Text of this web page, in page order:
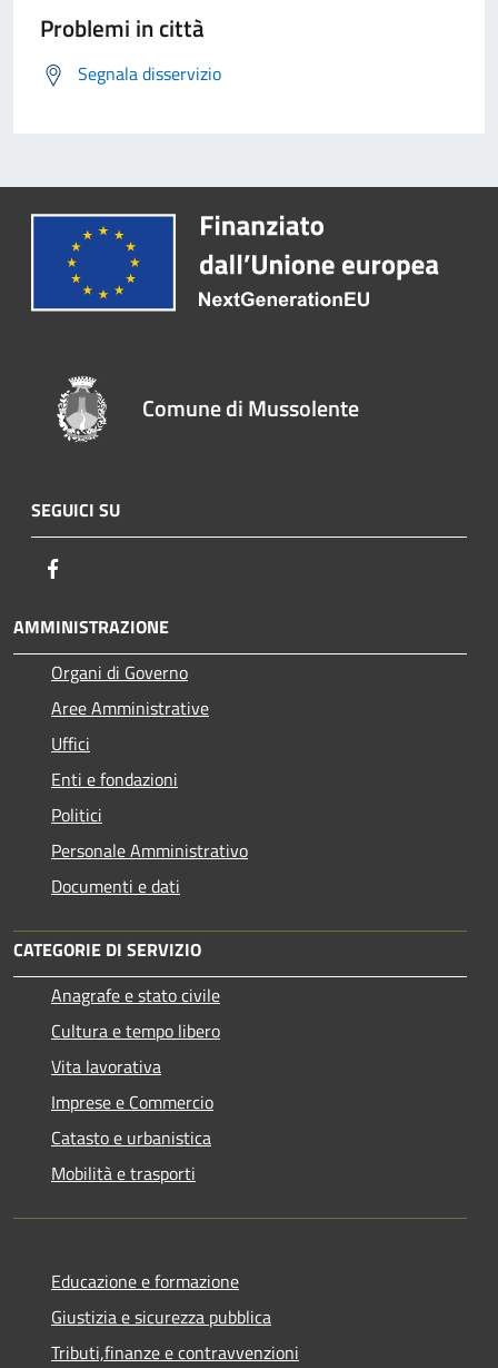
Problemi in città
Segnala disservizio
Comune di Mussolente
SEGUICI SU
AMMINISTRAZIONE
Organi di Governo
Aree Amministrative
Uffici
Enti e fondazioni
Politici
Personale Amministrativo
Documenti e dati
CATEGORIE DI SERVIZIO
Anagrafe e stato civile
Cultura e tempo libero
Vita lavorativa
Imprese e Commercio
Catasto e urbanistica
Mobilità e trasporti
Educazione e formazione
Giustizia e sicurezza pubblica
Tributi,finanze e contravvenzioni